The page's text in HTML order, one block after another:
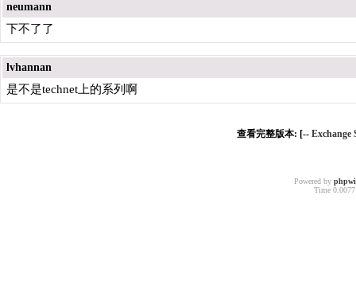
neumann
下不了了
lvhannan
是不是technet上的系列啊
查看完整版本: [-- Exchange
Powered by
Time